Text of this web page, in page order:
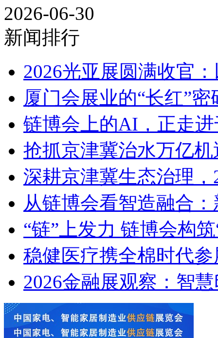
2026-06-30
新闻排行
2026光亚展圆满收官
厦门会展业的“长红”密
链博会上的AI，正走
抢抓京津冀治水万亿
深耕京津冀生态治理
从链博会看智造融合
“链”上发力 链博会构
稳健医疗携全棉时代
2026金融展观察：智